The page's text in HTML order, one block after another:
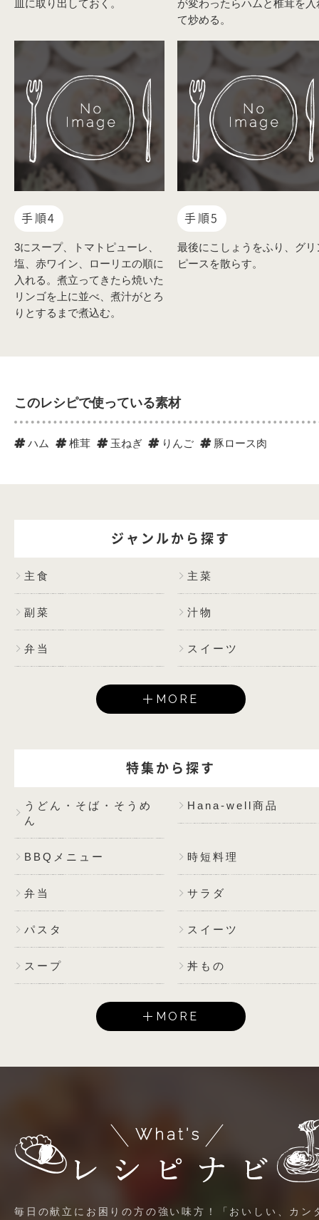
皿に取り出しておく。
が変わったらハムと椎茸を入
て炒める。
手順4
3にスープ、トマトピューレ、
塩、赤ワイン、ローリエの順に
入れる。煮立ってきたら焼いた
リンゴを上に並べ、煮汁がとろ
りとするまで煮込む。
手順5
最後にこしょうをふり、グリ
ピースを散らす。
このレシピで使っている素材
ハム 椎茸 玉ねぎ りんご 豚ロース肉
ジャンルから探す
主食 主菜
副菜 汁物
弁当 スイーツ
MORE
特集から探す
うどん・そば・そうめ
ん
Hana-well商品
BBQメニュー 時短料理
弁当 サラダ
パスタ スイーツ
スープ 丼もの
MORE
毎日の献立にお困りの方の強い味方！「おいしい、カン